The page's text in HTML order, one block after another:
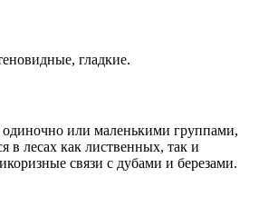
гладкие.
одиночно или маленькими группами,
в лесах как лиственных, так и
связи с дубами и березами.